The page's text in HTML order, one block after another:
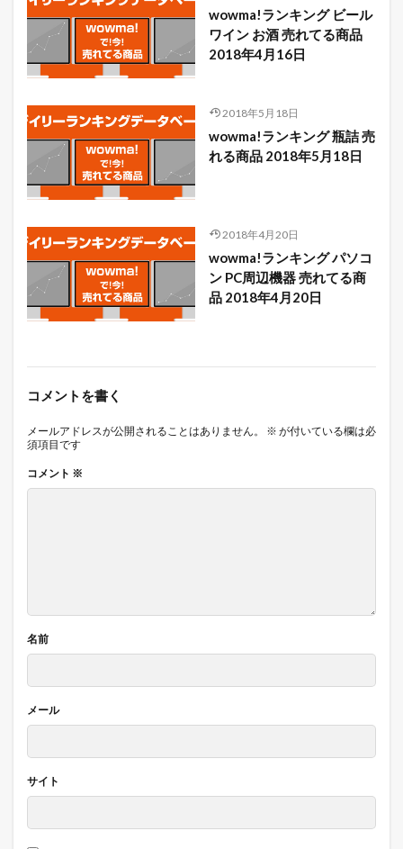
wowma!ランキング ビール
ワイン お酒 売れてる商品
2018年4月16日
2018年5月18日
wowma!ランキング 瓶詰 売
れる商品 2018年5月18日
2018年4月20日
wowma!ランキング パソコ
ン PC周辺機器 売れてる商
品 2018年4月20日
コメントを書く
メールアドレスが公開されることはありません。 ※ が付いている欄は必
須項目です
コメント ※
名前
メール
サイト